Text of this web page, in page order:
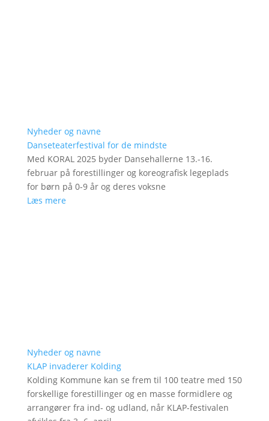
Nyheder og navne
Danseteaterfestival for de mindste
Med KORAL 2025 byder Dansehallerne 13.-16.
februar på forestillinger og koreografisk legeplads
for børn på 0-9 år og deres voksne
Læs mere
Nyheder og navne
KLAP invaderer Kolding
Kolding Kommune kan se frem til 100 teatre med 150
forskellige forestillinger og en masse formidlere og
arrangører fra ind- og udland, når KLAP-festivalen